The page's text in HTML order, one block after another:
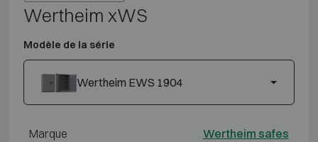
Wertheim xWS
Modèle de la série
Wertheim EWS 1904
Marque Wertheim safes